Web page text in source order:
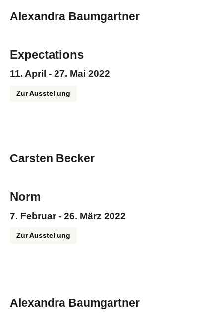
Alexandra Baumgartner
Expectations
11. April - 27. Mai 2022
Zur Ausstellung
Carsten Becker
Norm
7. Februar - 26. März 2022
Zur Ausstellung
Alexandra Baumgartner